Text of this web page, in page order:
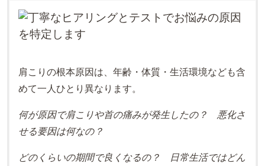
肩こりの根本原因は、年齢・体質・生活環境なども含
めて一人ひとり異なります。
何が原因で肩こりや首の痛みが発生したの？ 悪化さ
せる要因は何なの？
どのくらいの期間で良くなるの？ 日常生活ではどん